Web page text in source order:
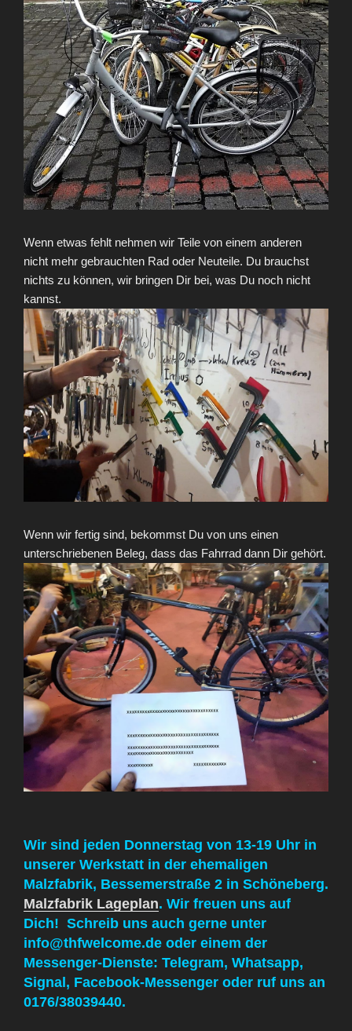
Wenn etwas fehlt nehmen wir Teile von einem anderen
nicht mehr gebrauchten Rad oder Neuteile. Du brauchst
nichts zu können, wir bringen Dir bei, was Du noch nicht
kannst.
Wenn wir fertig sind, bekommst Du von uns einen
unterschriebenen Beleg, dass das Fahrrad dann Dir gehört.
Wir sind jeden Donnerstag von 13-19 Uhr in
unserer Werkstatt in der ehemaligen
Malzfabrik, Bessemerstraße 2 in Schöneberg.
Malzfabrik Lageplan. Wir freuen uns auf
Dich! Schreib uns auch gerne unter
info@thfwelcome.de oder einem der
Messenger-Dienste: Telegram, Whatsapp,
Signal, Facebook-Messenger oder ruf uns an
0176/38039440.